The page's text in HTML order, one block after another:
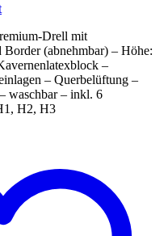
Drell mit
(abnehmbar) – Höhe:
–
– Querbelüftung –
waschbar – inkl. 6
H2, H3